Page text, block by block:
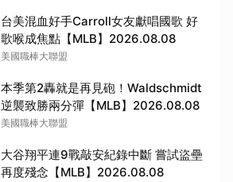
台美混血好手Carroll女友獻唱國歌 好
歌喉成焦點【MLB】2026.08.08
美國職棒大聯盟
本季第2轟就是再見砲！Waldschmidt
逆襲致勝兩分彈【MLB】2026.08.08
美國職棒大聯盟
大谷翔平連9戰敲安紀錄中斷 嘗試盜壘
再度殘念【MLB】2026.08.08